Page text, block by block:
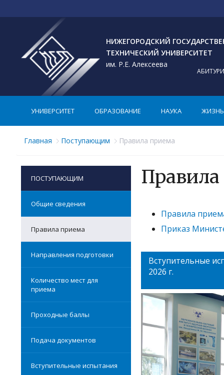
НИЖЕГОРОДСКИЙ
ТЕХНИЧЕСКИЙ УНИВЕРСИТЕТ
им. Р.Е. Алексеева
УНИВЕРСИТЕТ ОБРАЗОВАНИЕ НАУКА ЖИЗНЬ
Главная Поступающим Правила приема
ПОСТУПАЮЩИМ
Общие сведения
Правила приема
Направления подготовки
Количество мест для
приема
Проходные баллы
Подача документов
Вступительные испытания
Правила
Приказ
Вступительные
2026 г.